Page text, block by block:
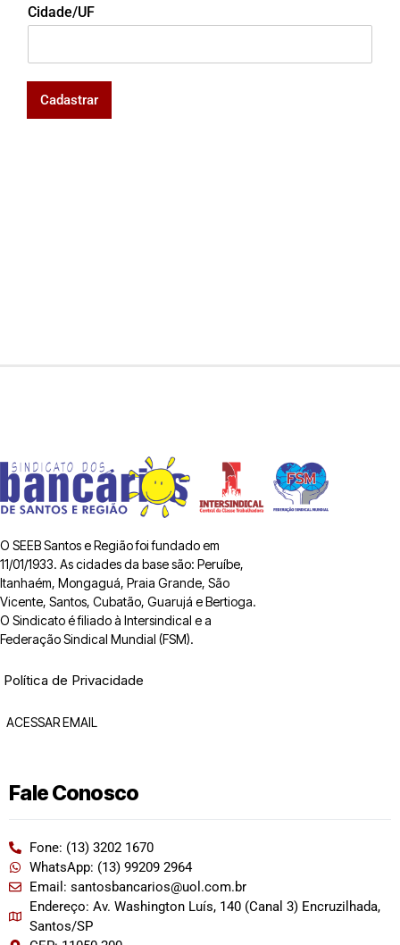
Cidade/UF
Cadastrar
O SEEB Santos e Região foi fundado em
11/01/1933. As cidades da base são: Peruíbe,
Itanhaém, Mongaguá, Praia Grande, São
Vicente, Santos, Cubatão, Guarujá e Bertioga.
O Sindicato é filiado à Intersindical e a
Federação Sindical Mundial (FSM).
Política de Privacidade
ACESSAR EMAIL
Fale Conosco
Fone: (13) 3202 1670
WhatsApp: (13) 99209 2964
Email: santosbancarios@uol.com.br
Endereço: Av. Washington Luís, 140 (Canal 3) Encruzilhada,
Santos/SP